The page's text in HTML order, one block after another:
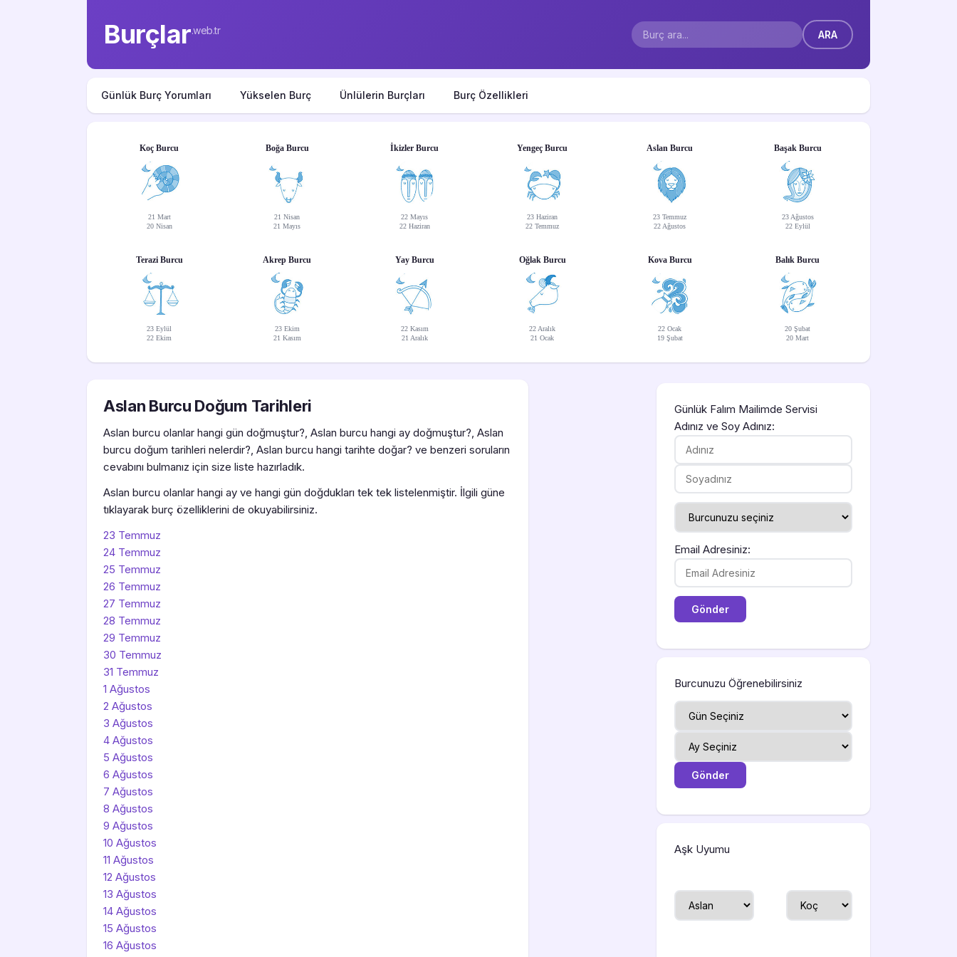
Burçlar.web.tr
Günlük Burç Yorumları Yükselen Burç Ünlülerin Burçları Burç Özellikleri
Koç Burcu
21 Mart
20 Nisan
Boğa Burcu
21 Nisan
21 Mayıs
İkizler Burcu
22 Mayıs
22 Haziran
Yengeç Burcu
23 Haziran
22 Temmuz
Aslan Burcu
23 Temmuz
22 Ağustos
Başak Burcu
23 Ağustos
22 Eylül
Terazi Burcu
23 Eylül
22 Ekim
Akrep Burcu
23 Ekim
21 Kasım
Yay Burcu
22 Kasım
21 Aralık
Oğlak Burcu
22 Aralık
21 Ocak
Kova Burcu
22 Ocak
19 Şubat
Balık Burcu
20 Şubat
20 Mart
Aslan Burcu Doğum Tarihleri
Aslan burcu olanlar hangi gün doğmuştur?, Aslan burcu hangi ay doğmuştur?, Aslan
burcu doğum tarihleri nelerdir?, Aslan burcu hangi tarihte doğar? ve benzeri soruların
cevabını bulmanız için size liste hazırladık.
Aslan burcu olanlar hangi ay ve hangi gün doğdukları tek tek listelenmiştir. İlgili güne
tıklayarak burç özelliklerini de okuyabilirsiniz.
23 Temmuz
24 Temmuz
25 Temmuz
26 Temmuz
27 Temmuz
28 Temmuz
29 Temmuz
30 Temmuz
31 Temmuz
1 Ağustos
2 Ağustos
3 Ağustos
4 Ağustos
5 Ağustos
6 Ağustos
7 Ağustos
8 Ağustos
9 Ağustos
10 Ağustos
11 Ağustos
12 Ağustos
13 Ağustos
14 Ağustos
15 Ağustos
16 Ağustos
Günlük Falım Mailimde Servisi
Adınız ve Soy Adınız:
Email Adresiniz:
Burcunuzu Öğrenebilirsiniz
Aşk Uyumu